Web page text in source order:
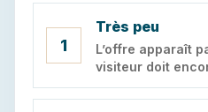
1
Très peu
L’offre apparaît
visiteur doit